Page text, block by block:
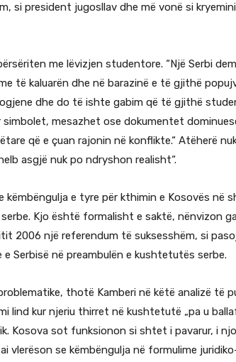
si president jugosllav dhe më vonë si
me lëvizjen studentore. “Një Serbi
të kaluarën dhe në barazinë e të gjithë
dhe do të ishte gabim që të gjithë
simbolet, mesazhet ose dokumentet
që e çuan rajonin në konflikte.“ Atëherë
asgjë nuk po ndryshon realisht“.
e tyre për kthimin e Kosovës në
Kjo është formalisht e saktë, nënvizon
2006 një referendum të suksesshëm, si
Serbisë në preambulën e kushtetutës serbe.
thotë Kamberi në këtë analizë të
lind kur njeriu thirret në kushtetutë „pa u
Kosova sot funksionon si shtet i pavarur, i
vlerëson se këmbëngulja në formulime